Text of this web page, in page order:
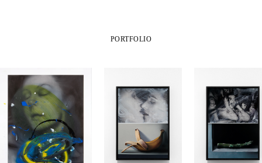
PORTFOLIO